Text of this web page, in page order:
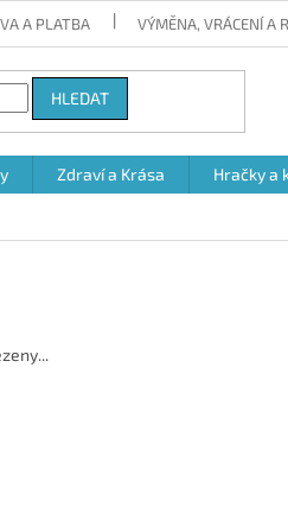
A PLATBA VÝMĚNA, VRÁCENÍ A
HLEDAT
Zdraví a Krása Hračky a